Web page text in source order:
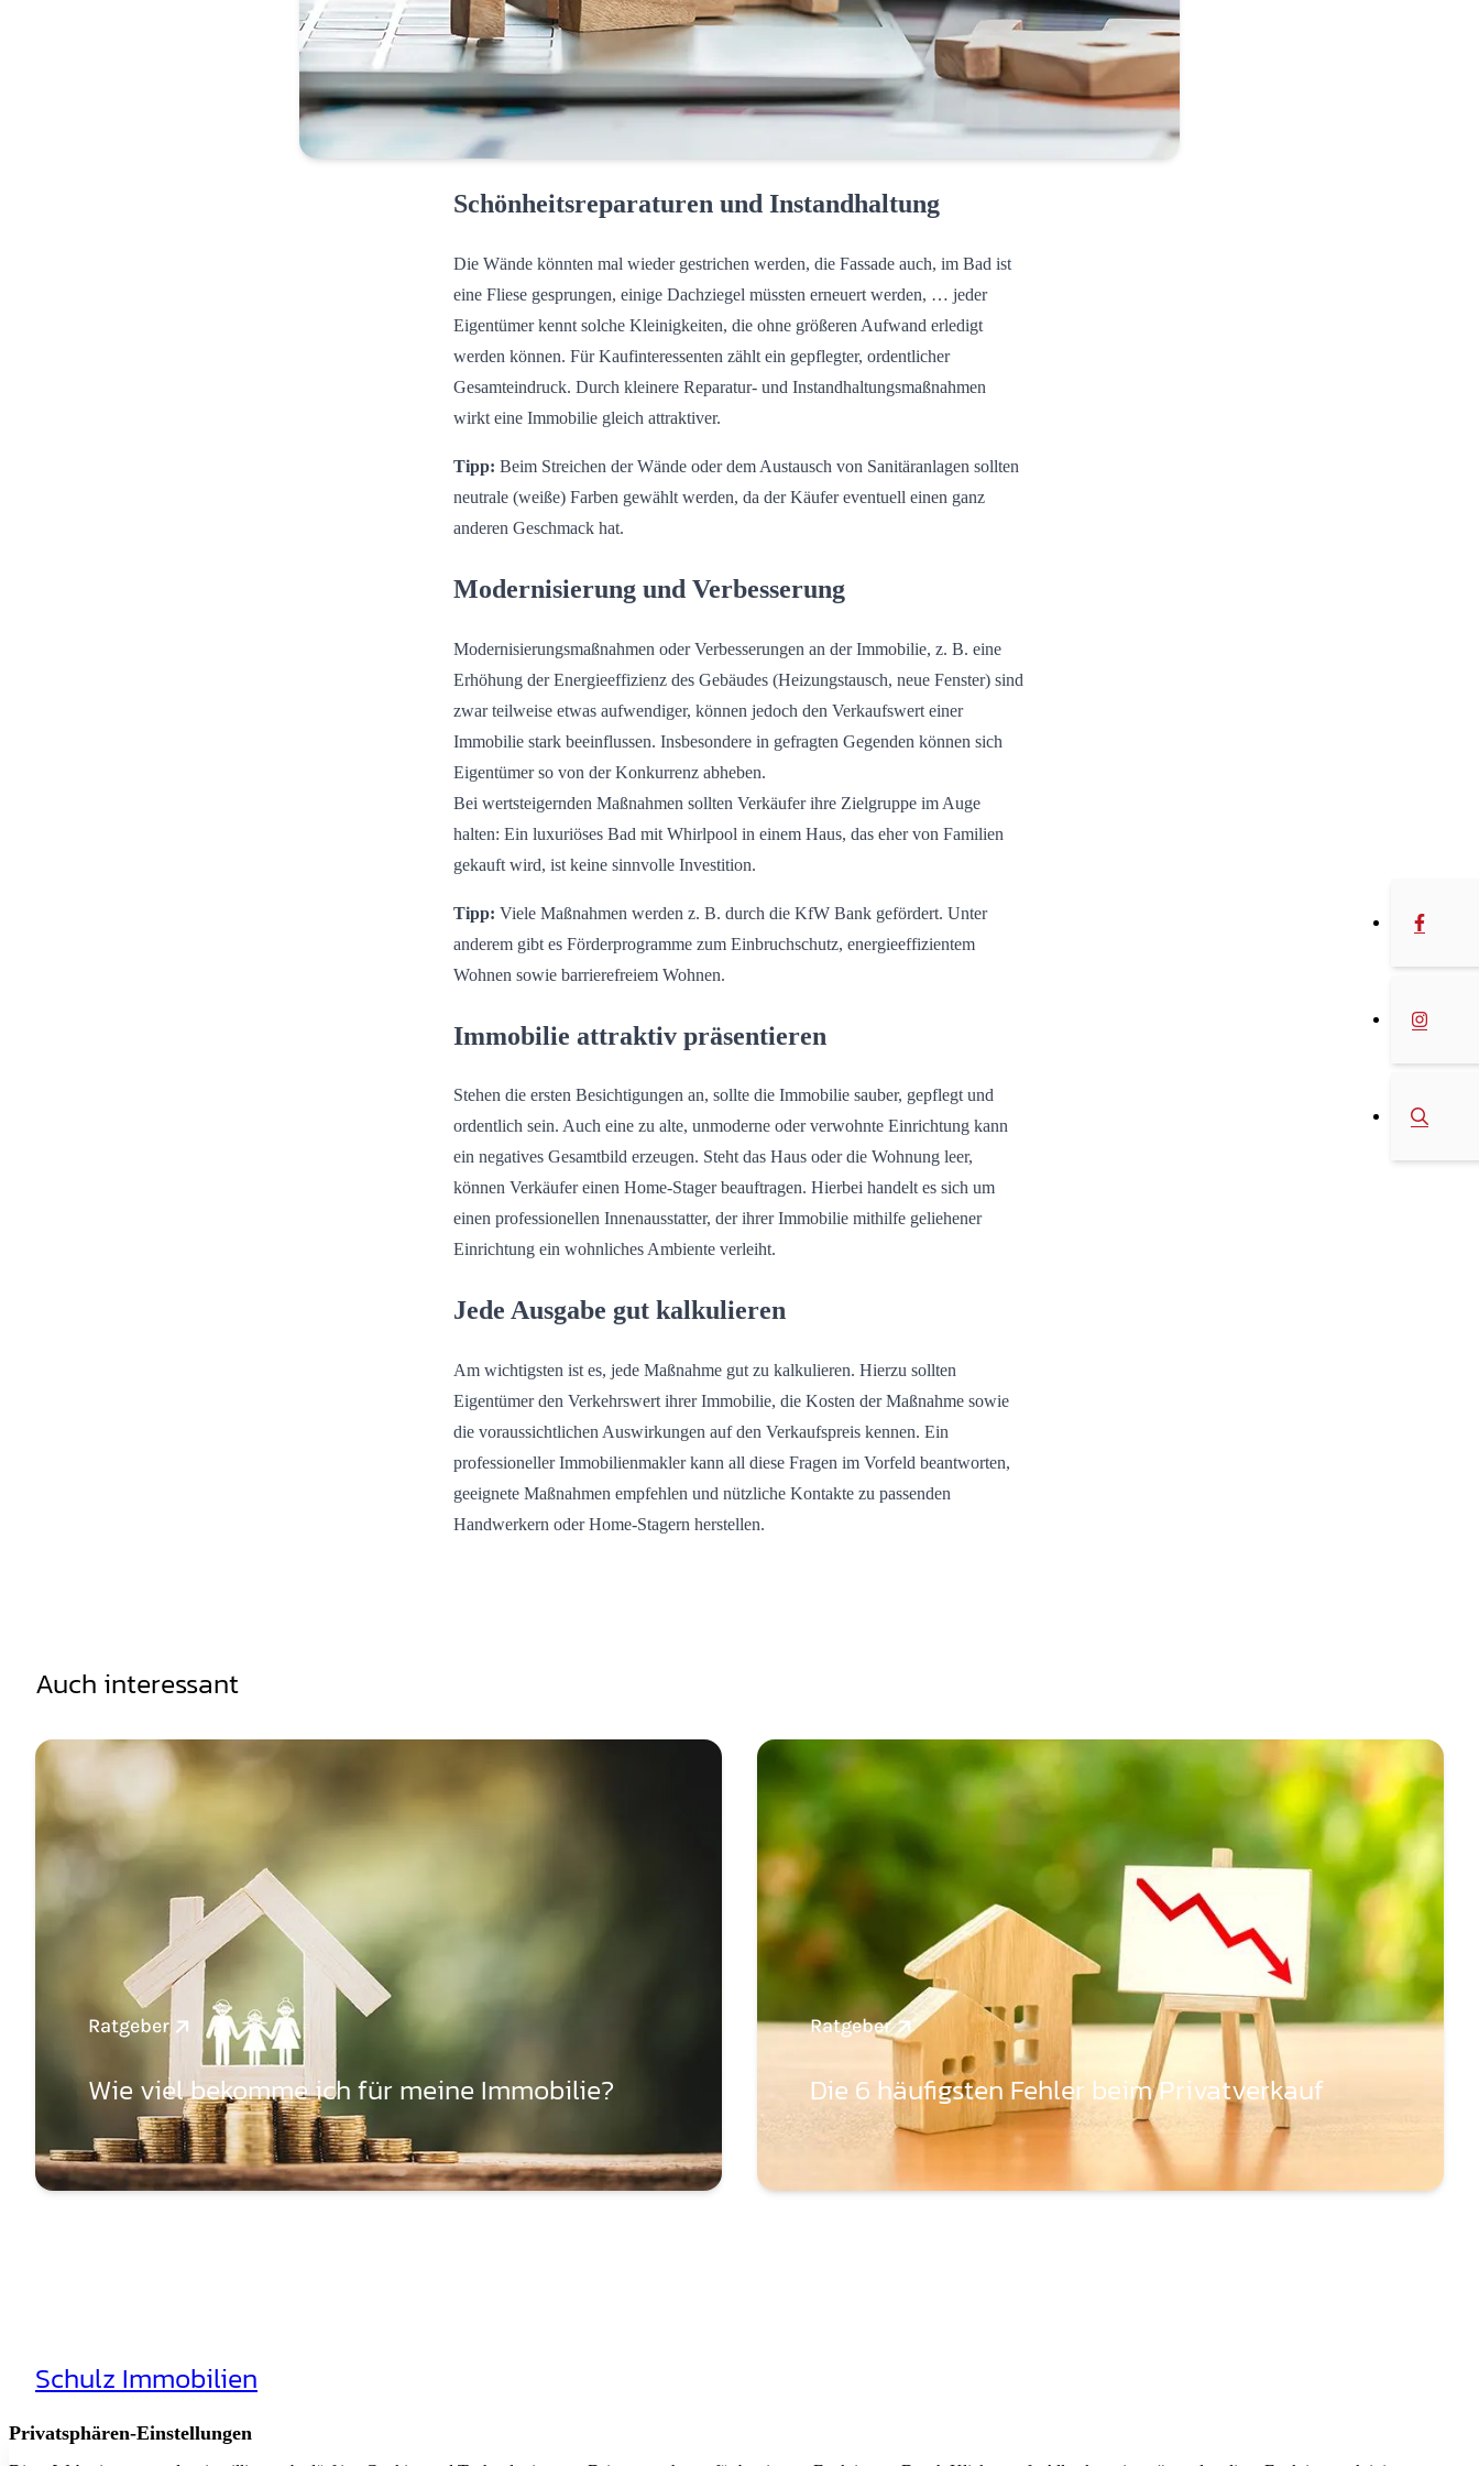
Schönheitsreparaturen und Instandhaltung
Die Wände könnten mal wieder gestrichen werden, die Fassade auch, im Bad ist
eine Fliese gesprungen, einige Dachziegel müssten erneuert werden, … jeder
Eigentümer kennt solche Kleinigkeiten, die ohne größeren Aufwand erledigt
werden können. Für Kaufinteressenten zählt ein gepflegter, ordentlicher
Gesamteindruck. Durch kleinere Reparatur- und Instandhaltungsmaßnahmen
wirkt eine Immobilie gleich attraktiver.
Tipp: Beim Streichen der Wände oder dem Austausch von Sanitäranlagen sollten
neutrale (weiße) Farben gewählt werden, da der Käufer eventuell einen ganz
anderen Geschmack hat.
Modernisierung und Verbesserung
Modernisierungsmaßnahmen oder Verbesserungen an der Immobilie, z. B. eine
Erhöhung der Energieeffizienz des Gebäudes (Heizungstausch, neue Fenster) sind
zwar teilweise etwas aufwendiger, können jedoch den Verkaufswert einer
Immobilie stark beeinflussen. Insbesondere in gefragten Gegenden können sich
Eigentümer so von der Konkurrenz abheben.
Bei wertsteigernden Maßnahmen sollten Verkäufer ihre Zielgruppe im Auge
halten: Ein luxuriöses Bad mit Whirlpool in einem Haus, das eher von Familien
gekauft wird, ist keine sinnvolle Investition.
Tipp: Viele Maßnahmen werden z. B. durch die KfW Bank gefördert. Unter
anderem gibt es Förderprogramme zum Einbruchschutz, energieeffizientem
Wohnen sowie barrierefreiem Wohnen.
Immobilie attraktiv präsentieren
Stehen die ersten Besichtigungen an, sollte die Immobilie sauber, gepflegt und
ordentlich sein. Auch eine zu alte, unmoderne oder verwohnte Einrichtung kann
ein negatives Gesamtbild erzeugen. Steht das Haus oder die Wohnung leer,
können Verkäufer einen Home-Stager beauftragen. Hierbei handelt es sich um
einen professionellen Innenausstatter, der ihrer Immobilie mithilfe geliehener
Einrichtung ein wohnliches Ambiente verleiht.
Jede Ausgabe gut kalkulieren
Am wichtigsten ist es, jede Maßnahme gut zu kalkulieren. Hierzu sollten
Eigentümer den Verkehrswert ihrer Immobilie, die Kosten der Maßnahme sowie
die voraussichtlichen Auswirkungen auf den Verkaufspreis kennen. Ein
professioneller Immobilienmakler kann all diese Fragen im Vorfeld beantworten,
geeignete Maßnahmen empfehlen und nützliche Kontakte zu passenden
Handwerkern oder Home-Stagern herstellen.
Auch interessant
Ratgeber
Wie viel bekomme ich für meine Immobilie?
Ratgeber
Die 6 häufigsten Fehler beim Privatverkauf
Schulz Immobilien